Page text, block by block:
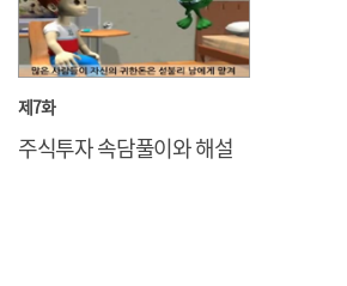
제7화
주식투자 속담풀이와 해설